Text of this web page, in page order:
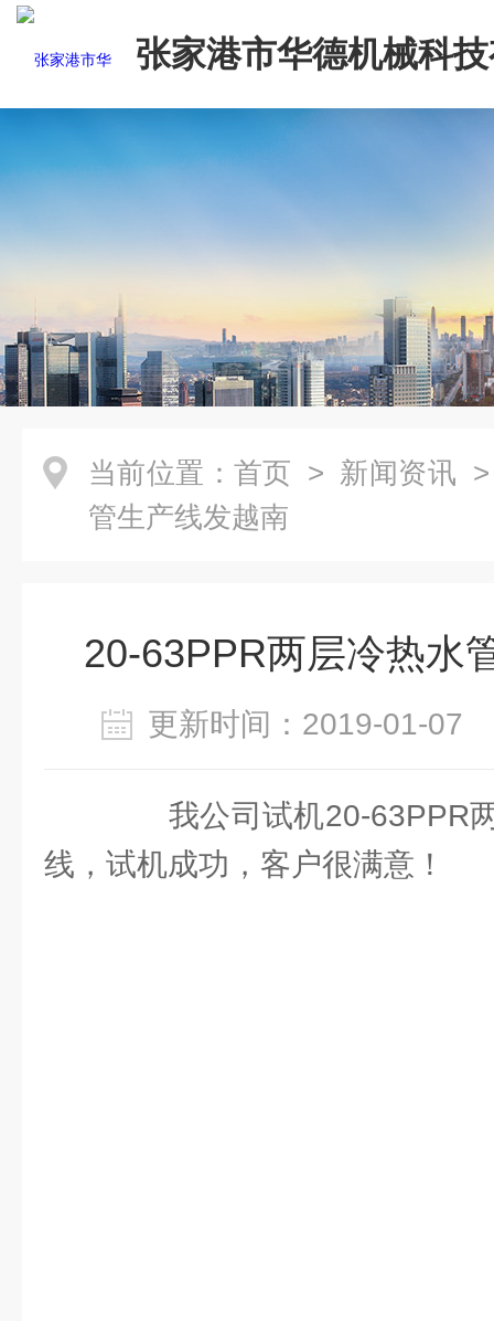
张家港市华德机械科
司
当前位置： 首页 > 新闻资讯
管生产线发越南
20-63PPR两层冷热水
更新时间：2019-01-
我公司试机20-63PPR两
线，试机成功，客户很满意！